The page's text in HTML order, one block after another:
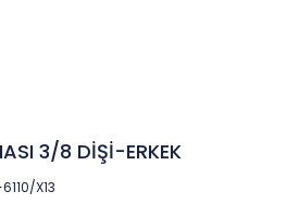
3/8 DİŞİ-ERKEK
X13